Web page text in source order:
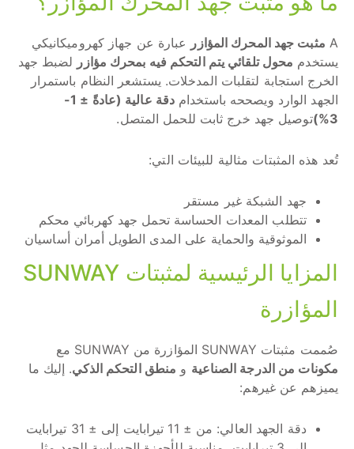
A مثبت جهد المحرك المؤازر عبارة عن جهاز كهروميكانيكي
يستخدم محول تلقائي يتم التحكم فيه بمحرك مؤازر لضبط جهد
الخرج استجابة لتقلبات المدخلات. يستشعر النظام باستمرار
الجهد الوارد ويصححه باستخدام
دقة عالية (عادةً ± 1-
3%)
توصيل جهد خرج ثابت للحمل المتصل.
تُعد هذه المثبتات مثالية للبيئات التي:
جهد الشبكة غير مستقر
تتطلب المعدات الحساسة تحمل جهد كهربائي محكم
الموثوقية والحماية على المدى الطويل أمران أساسيان
المزايا الرئيسية لمثبتات SUNWAY
المؤازرة
صُممت مثبتات SUNWAY المؤازرة من SUNWAY مع
مكونات من الدرجة الصناعية و منطق التحكم الذكي. إليك ما
يميزهم عن غيرهم:
دقة الجهد العالي: من ± 11 تيرابايت إلى ± 31 تيرابايت